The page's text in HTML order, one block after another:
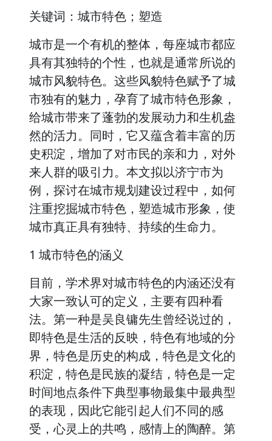
关键词：城市特色；塑造
城市是一个有机的整体，每座城市都应
具有其独特的个性，也就是通常所说的
城市风貌特色。这些风貌特色赋予了城
市独有的魅力，孕育了城市特色形象，
给城市带来了蓬勃的发展动力和生机盎
然的活力。同时，它又蕴含着丰富的历
史积淀，增加了对市民的亲和力，对外
来人群的吸引力。本文拟以济宁市为
例，探讨在城市规划建设过程中，如何
注重挖掘城市特色，塑造城市形象，使
城市真正具有独特、持续的生命力。
1 城市特色的涵义
目前，学术界对城市特色的内涵还没有
大家一致认可的定义，主要有四种看
法。第一种是吴良镛先生曾经说过的，
即特色是生活的反映，特色有地域的分
界，特色是历史的构成，特色是文化的
积淀，特色是民族的凝结，特色是一定
时间地点条件下典型事物最集中最典型
的表现，因此它能引起人们不同的感
受，心灵上的共鸣，感情上的陶醉。第